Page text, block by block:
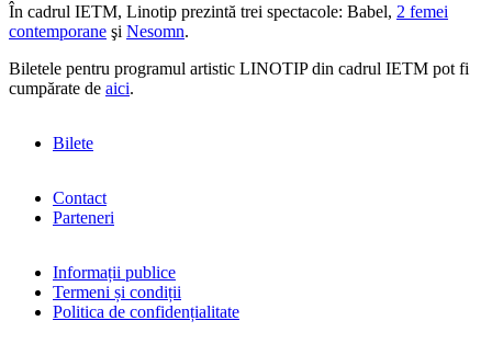
În cadrul IETM, Linotip prezintă trei spectacole: Babel, 2 femei
contemporane şi Nesomn.
Biletele pentru programul artistic LINOTIP din cadrul IETM pot fi
cumpărate de aici.
Bilete
Contact
Parteneri
Informații publice
Termeni și condiții
Politica de confidențialitate